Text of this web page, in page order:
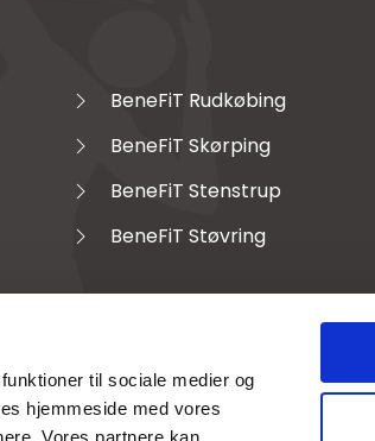
til sociale medier og
hjemmeside med vores
BeneFiT Rudkøbing
BeneFiT Skørping
BeneFiT Stenstrup
BeneFiT Støvring